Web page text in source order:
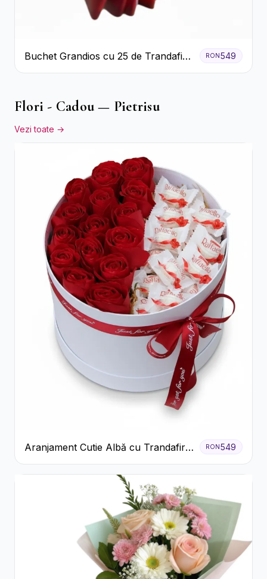
Buchet Grandios cu 25 de Trandafiri
Roșii
RON549
Flori - Cadou — Pietrisu
Vezi toate →
Aranjament Cutie Albă cu Trandafiri
Roșii și Raffaello
RON549